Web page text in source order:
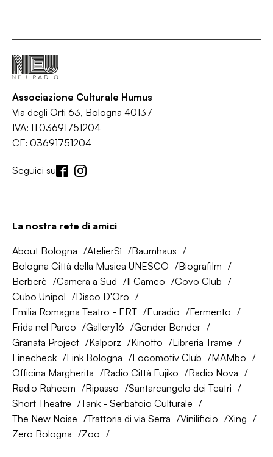
Associazione Culturale Humus
Via degli Orti 63, Bologna 40137
IVA: IT03691751204
CF: 03691751204
Seguici su
La nostra rete di amici
About Bologna AtelierSì
Baumhaus
Bologna Città della Musica UNESCO
Biografilm
Berberè
Camera a Sud Il Cameo
Covo Club
Cubo Unipol
Disco D'Oro
Emilia Romagna Teatro - ERT
Euradio
Fermento
Frida nel Parco
Gallery16
Gender Bender
Granata Project
Kalporz Kinotto
Libreria Trame
Linecheck
Link Bologna Locomotiv Club
MAMbo
Officina Margherita
Radio Città Fujiko
Radio Nova
Radio Raheem
Ripasso
Santarcangelo dei Teatri
Short Theatre
Tank - Serbatoio Culturale
The New Noise
Trattoria di via Serra Vinilificio
Xing
Zero Bologna
Zoo